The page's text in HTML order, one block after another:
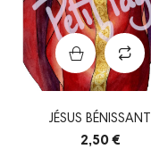
JÉSUS BÉNISSANT
2,50 €